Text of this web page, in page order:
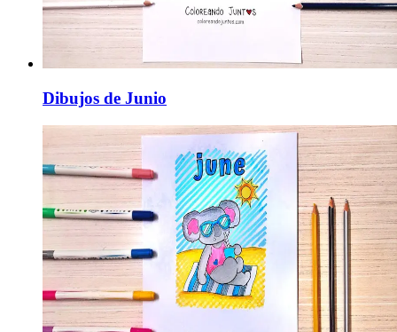
Dibujos de Junio